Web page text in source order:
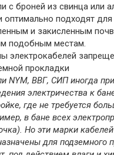
с броней из свинца или
оптимально подходят
и закисленным
подобным местам.
NYM, ВВГ, СИП иногда
электричества к
где не требуется
в бане всех
Но эти марки
для подземного